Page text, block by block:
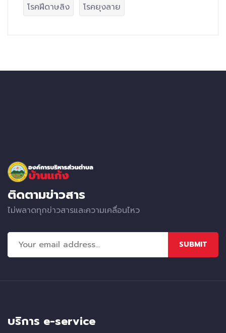
โรคฝีดาษลิง
โรคยุงลาย
ติดตามข่าวสาร
ไม่พลาดทุกข่าวสารและความเคลื่อนไหว
SUBMIT
บริการ e-service